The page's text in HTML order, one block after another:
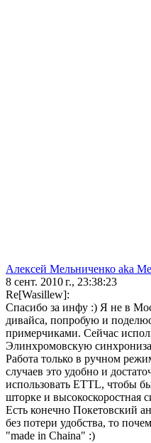
Алексей Мельниченко aka
8 сент. 2010 г., 23:38:23
Re[Wasillew]:
Спасибо за инфу :) Я не в
дивайса, попробую и
примерчиками. Сейчас
Элинхромовскую
Работа только в ручном
случаев это удобно и
использовать ETTL, чтобы
шторке и высокоскоростная
Есть конечно Покетовский
без потери удобства, то
"made in Chaina" :)